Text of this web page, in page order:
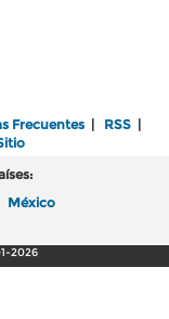
Frecuentes | RSS |
México
2026